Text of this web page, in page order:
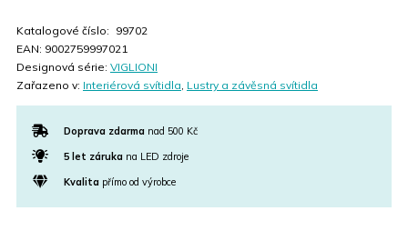
Katalogové číslo: 99702
EAN: 9002759997021
Designová série: VIGLIONI
Zařazeno v: Interiérová svítidla Lustry a závěsná svítidla
Doprava zdarma nad 500 Kč
5 let zárukana LED zdroje
Kvalitapřímo od výrobce